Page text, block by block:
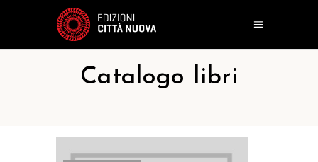
Catalogo libri